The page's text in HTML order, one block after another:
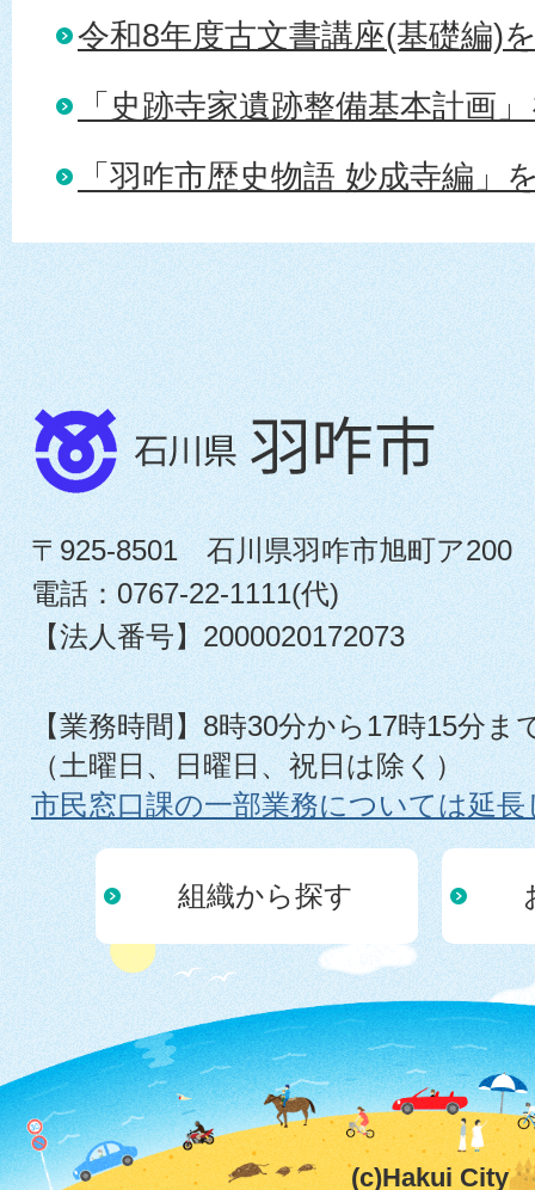
令和8年度古文書講座(基礎編)
「史跡寺家遺跡整備基本計画
「羽咋市歴史物語 妙成寺編」
〒925-8501 石川県羽咋市旭町ア200
電話：0767-22-1111(代)
【法人番号】2000020172073
【業務時間】8時30分から17時15分ま
（土曜日、日曜日、祝日は除く）
市民窓口課の一部業務については延
組織から探す
(c)Hakui City